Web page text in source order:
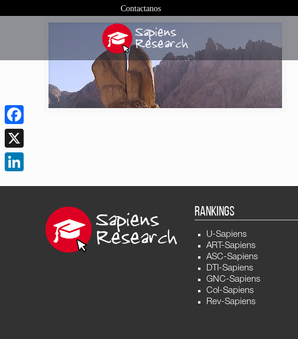
Contactanos
RANKINGS
U-Sapiens
ART-Sapiens
ASC-Sapiens
DTI-Sapiens
GNC-Sapiens
Col-Sapiens
Rev-Sapiens
Facebook
X